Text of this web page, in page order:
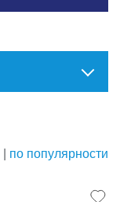
| по популярности